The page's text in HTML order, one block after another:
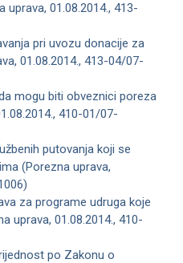
uprava, 01.08.2014., 413-
pri uvozu donacije za
01.08.2014., 413-04/07-
mogu biti obveznici poreza
410-01/07-
putovanja koji se
(Porezna uprava,
za programe udruga koje
uprava, 01.08.2014., 410-
po Zakonu o